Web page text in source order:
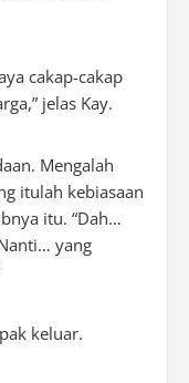
cakap-cakap
jelas Kay.
Mengalah
itulah kebiasaan
itu. “Dah…
yang
keluar.